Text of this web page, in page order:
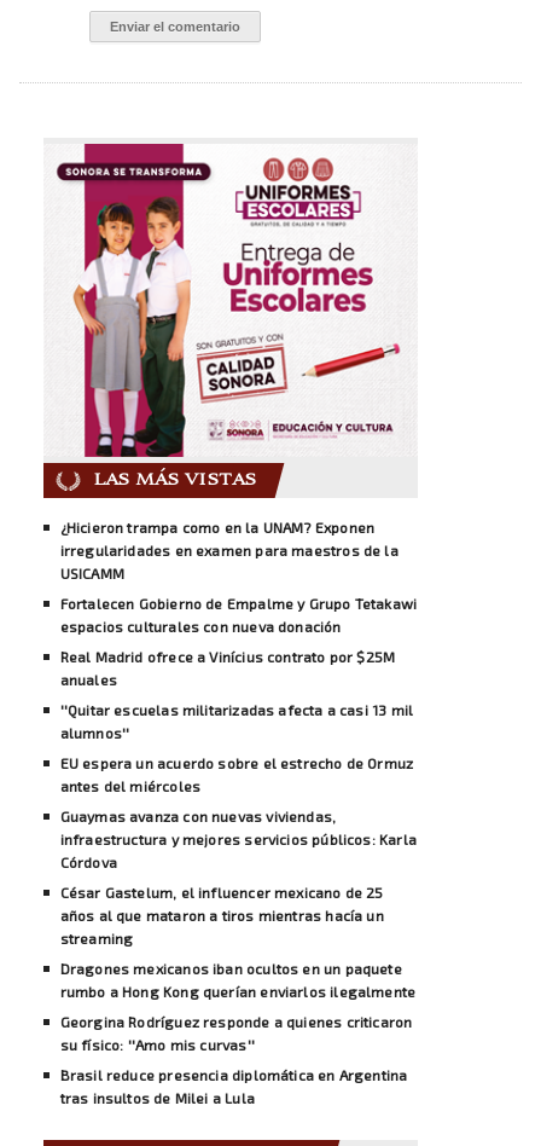
LAS MÁS VISTAS
¿Hicieron trampa como en la UNAM? Exponen
irregularidades en examen para maestros de la
USICAMM
Fortalecen Gobierno de Empalme y Grupo Tetakawi
espacios culturales con nueva donación
Real Madrid ofrece a Vinícius contrato por $25M
anuales
''Quitar escuelas militarizadas afecta a casi 13 mil
alumnos''
EU espera un acuerdo sobre el estrecho de Ormuz
antes del miércoles
Guaymas avanza con nuevas viviendas,
infraestructura y mejores servicios públicos: Karla
Córdova
César Gastelum, el influencer mexicano de 25
años al que mataron a tiros mientras hacía un
streaming
Dragones mexicanos iban ocultos en un paquete
rumbo a Hong Kong querían enviarlos ilegalmente
Georgina Rodríguez responde a quienes criticaron
su físico: ''Amo mis curvas''
Brasil reduce presencia diplomática en Argentina
tras insultos de Milei a Lula